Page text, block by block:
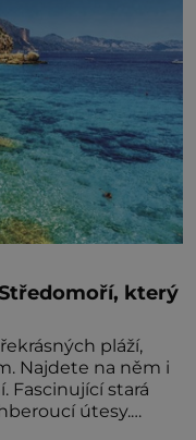
který
pláží,
Najdete na něm i
Fascinující stará
útesy.